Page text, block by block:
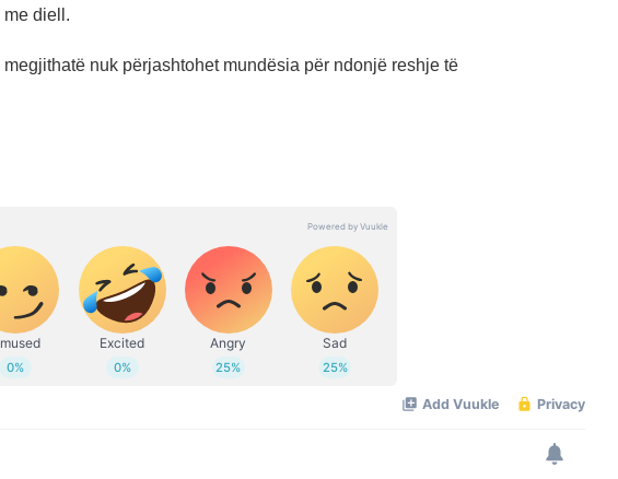
me diell.
nuk përjashtohet mundësia për ndonjë reshje të